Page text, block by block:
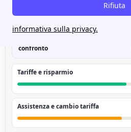
Rifiuta
informativa sulla privacy.
#11di 17
confronto
Tariffe e risparmio
Assistenza e cambio tariffa